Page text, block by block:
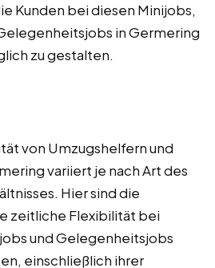
Kunden bei diesen Minijobs,
in Germering
zu gestalten.
von Umzugshelfern und
variiert je nach Art des
Hier sind die
zeitliche Flexibilität bei
und Gelegenheitsjobs
einschließlich ihrer